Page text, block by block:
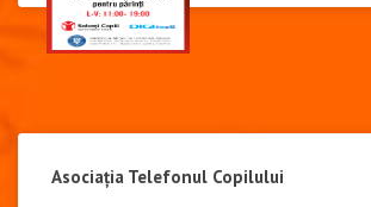
Asociația Telefonul Copilului